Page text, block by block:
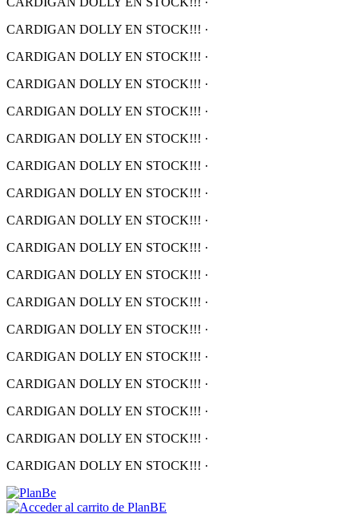
CARDIGAN DOLLY EN STOCK!!! ·
CARDIGAN DOLLY EN STOCK!!! ·
CARDIGAN DOLLY EN STOCK!!! ·
CARDIGAN DOLLY EN STOCK!!! ·
CARDIGAN DOLLY EN STOCK!!! ·
CARDIGAN DOLLY EN STOCK!!! ·
CARDIGAN DOLLY EN STOCK!!! ·
CARDIGAN DOLLY EN STOCK!!! ·
CARDIGAN DOLLY EN STOCK!!! ·
CARDIGAN DOLLY EN STOCK!!! ·
CARDIGAN DOLLY EN STOCK!!! ·
CARDIGAN DOLLY EN STOCK!!! ·
CARDIGAN DOLLY EN STOCK!!! ·
CARDIGAN DOLLY EN STOCK!!! ·
CARDIGAN DOLLY EN STOCK!!! ·
CARDIGAN DOLLY EN STOCK!!! ·
CARDIGAN DOLLY EN STOCK!!! ·